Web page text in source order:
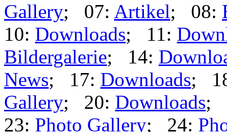
Gallery; 07: Artikel; 08:
10: Downloads; 11:
Bildergalerie; 14:
News; 17: Downloads;
Gallery; 20: Downloads;
23: Photo Gallery; 24: